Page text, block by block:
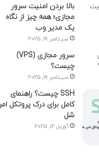
بالا بردن امنیت سرور
مجازی؛ همه چیز از نگاه
یک مدیر وب
سپتامبر 19, 2025
سرور مجازی (VPS)
چیست؟
سپتامبر 19, 2025
SSH چیست؟ راهنمای
کامل برای درک پروتکل
شل
آوریل 12, 2025